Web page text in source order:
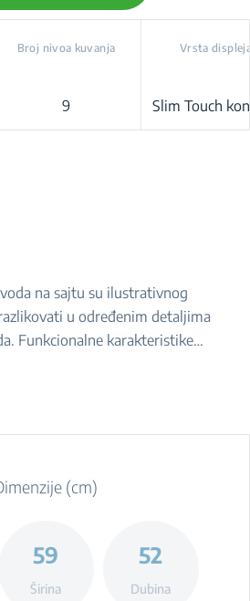
Broj nivoa kuvanja
9
Vrsta
Slim Touch
na sajtu su ilustrativnog
u određenim detaljima
Funkcionalne karakteristike
(cm)
59
Širina
52
Dubina